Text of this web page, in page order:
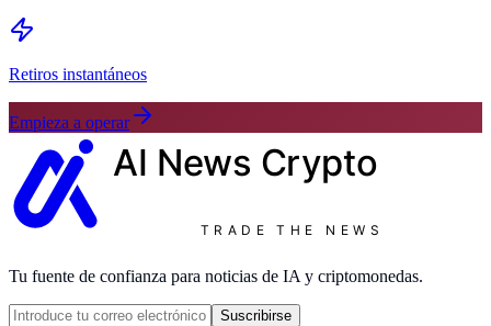
Retiros instantáneos
Empieza a operar
AI News Crypto
TRADE THE NEWS
Tu fuente de confianza para noticias de IA y criptomonedas.
Suscribirse